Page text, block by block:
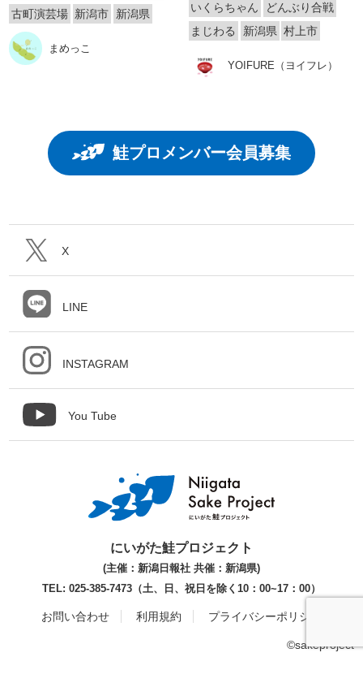
古町演芸場 新潟市 新潟県
まめっこ
いくらちゃん
どんぶり合戦
まじわる
新潟県 村上市
YOIFURE（ヨイフレ）
鮭プロメンバー会員募集
X
LINE
INSTAGRAM
You Tube
にいがた鮭プロジェクト
(主催：新潟日報社 共催：新潟県)
TEL: 025-385-7473（土、日、祝日を除く10：00~17：00）
お問い合わせ 利用規約 プライバシーポリシー
©sakeproject